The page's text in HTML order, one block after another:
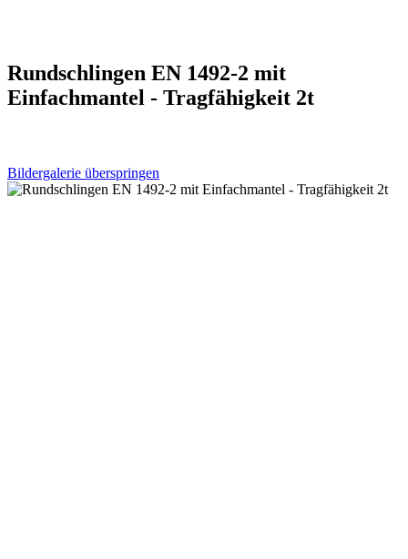
Rundschlingen EN 1492-2 mit
Einfachmantel - Tragfähigkeit 2t
Bildergalerie überspringen